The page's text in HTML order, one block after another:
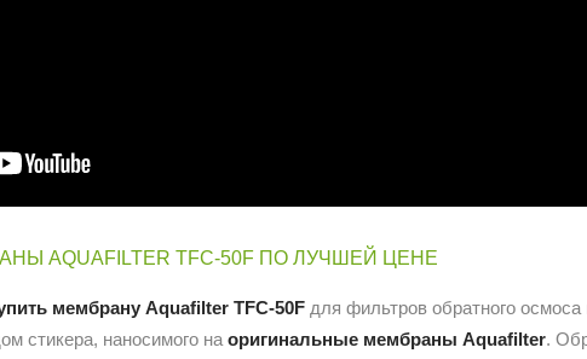
AQUAFILTER TFC-50F ПО ЛУЧШЕЙ ЦЕНЕ
мембрану Aquafilter TFC-50F для фильтров обратного
стикера, наносимого наоригинальные мембраны Aquafilter.